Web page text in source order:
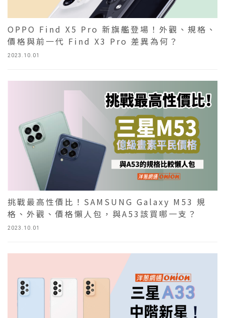
2023.10.01
OPPO Find X5 Pro 新旗艦登場！外觀、規格、
價格與前一代 Find X3 Pro 差異為何？
2023.10.01
挑戰最高性價比！SAMSUNG Galaxy M53 規
格、外觀、價格懶人包，與A53該買哪一支？